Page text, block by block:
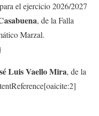
el ejercicio 2026/2027
, de la Falla
Marzal.
Luis Vaello Mira, de la